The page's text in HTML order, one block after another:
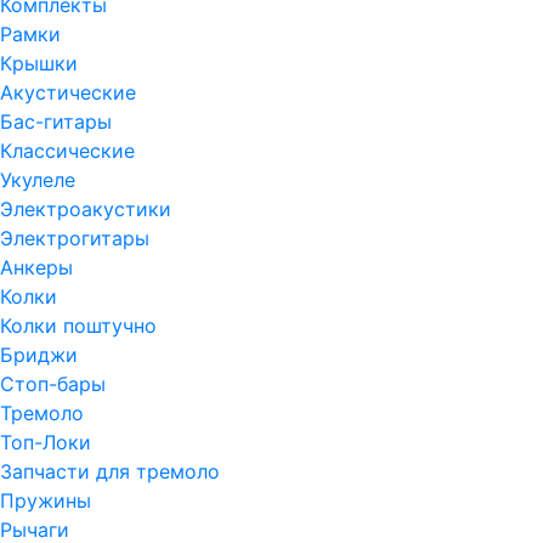
Комплекты
Рамки
Крышки
Акустические
Бас-гитары
Классические
Укулеле
Электроакустики
Электрогитары
Анкеры
Колки
Колки поштучно
Бриджи
Стоп-бары
Тремоло
Топ-Локи
Запчасти для тремоло
Пружины
Рычаги